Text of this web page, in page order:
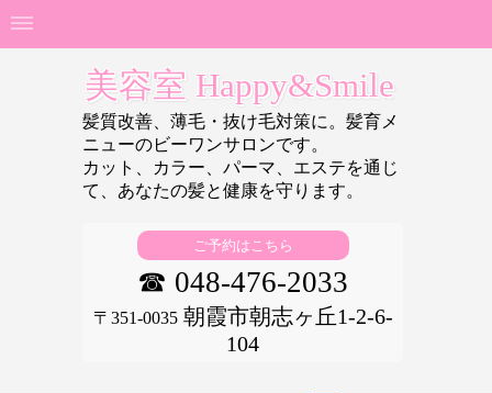
美容室 Happy&Smile
髪質改善、薄毛・抜け毛対策に。髪育メ
ニューのビーワンサロンです。
カット、カラー、パーマ、エステを通じ
て、あなたの髪と健康を守ります。
ご予約はこちら
☎ 048-476-2033
〒351-0035朝霞市朝志ヶ丘1-2-6-
104